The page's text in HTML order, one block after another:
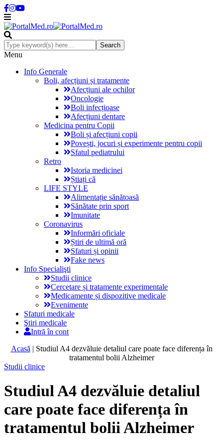
Menu
Info Generale
Boli, afecțiuni și tratamente
Afecțiuni ale ochilor
Oncologie
Boli infecțioase
Afecțiuni dentare
Medicina pentru Copii
Boli și afecțiuni copii
Povești, jocuri și experimente pentru copii
Sfatul pediatrului
Retro
Istoria medicinei
Știați că
LIFE STYLE
Alimentație sănătoasă
Sănătate prin sport
Imunitate
Coronavirus
Informări oficiale
Știri de ultimă oră
Sfaturi și opinii
Fake news
Info Specialişti
Studii clinice
Cercetare și tratamente experimentale
Medicamente și dispozitive medicale
Evenimente
Sfaturi medicale
Ştiri medicale
Intră în cont
Acasă | Studiul A4 dezvăluie detaliul care poate face diferența în
tratamentul bolii Alzheimer
Studii clinice
Studiul A4 dezvăluie detaliul
care poate face diferența în
tratamentul bolii Alzheimer